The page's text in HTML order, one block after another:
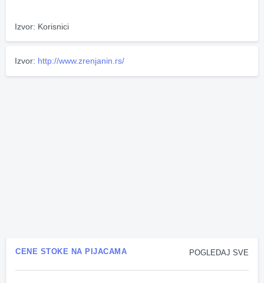
Izvor: Korisnici
Izvor: http://www.zrenjanin.rs/
POGLEDAJ SVE
CENE STOKE NA PIJACAMA